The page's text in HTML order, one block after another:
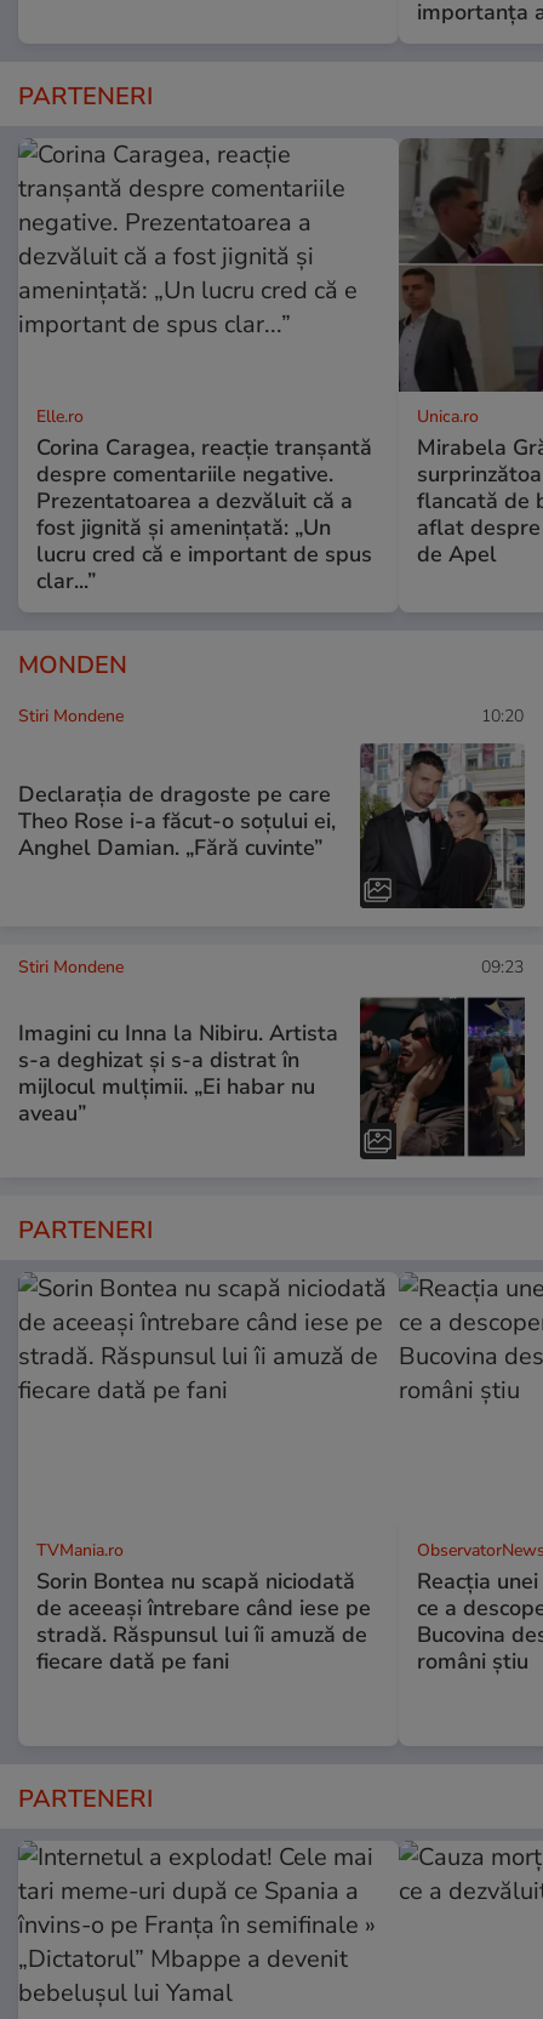
importanța
PARTENERI
Elle.ro
Corina Caragea, reacție tranșantă
despre comentariile negative.
Prezentatoarea a dezvăluit că a
fost jignită și amenințată: „Un
lucru cred că e important de spus
clar...”
Unica.ro
Mirabela
flancată de
aflat
de Apel
MONDEN
Stiri Mondene 10:20
Declarația de dragoste pe care
Theo Rose i-a făcut-o soțului ei,
Anghel Damian. „Fără cuvinte”
Stiri Mondene 09:23
Imagini cu Inna la Nibiru. Artista
s-a deghizat și s-a distrat în
mijlocul mulțimii. „Ei habar nu
aveau”
PARTENERI
TVMania.ro
Sorin Bontea nu scapă niciodată
de aceeași întrebare când iese pe
stradă. Răspunsul lui îi amuză de
fiecare dată pe fani
Reacția
ce a
Bucovina
români știu
PARTENERI